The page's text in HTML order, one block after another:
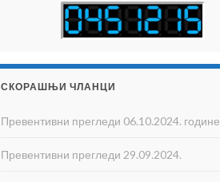
СКОРАШЊИ ЧЛАНЦИ
Превентивни прегледи 06.10.2024. године
Превентивни прегледи 29.09.2024.